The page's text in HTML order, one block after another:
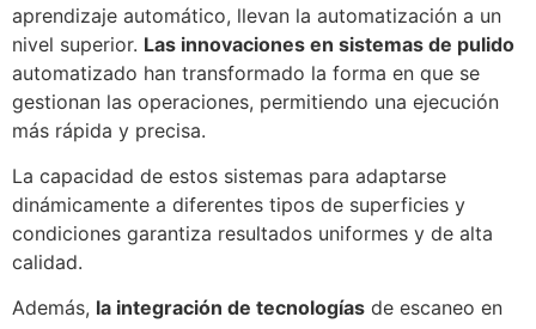
aprendizaje automático, llevan la automatización a un
nivel superior. Las innovaciones en sistemas de pulido
automatizado han transformado la forma en que se
gestionan las operaciones, permitiendo una ejecución
más rápida y precisa.
La capacidad de estos sistemas para adaptarse
dinámicamente a diferentes tipos de superficies y
condiciones garantiza resultados uniformes y de alta
calidad.
Además, la integración de tecnologías de escaneo en